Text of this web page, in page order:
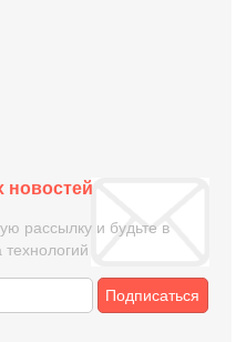
новостей
рассылку и будьте в
Подписаться